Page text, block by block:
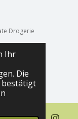
Ihr
Die
Drogerie